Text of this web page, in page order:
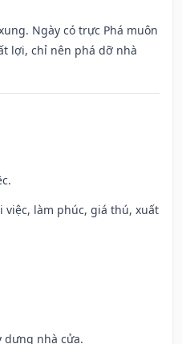
Ngày có trực Phá muôn
lợi, chỉ nên phá dỡ nhà
việc, làm phúc, giá thú, xuất
dựng nhà cửa.